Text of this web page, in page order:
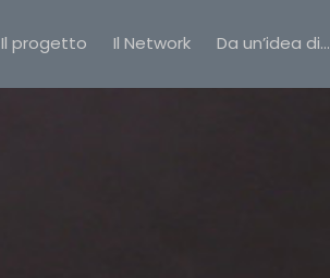
Il progetto Il Network Da un’idea di…